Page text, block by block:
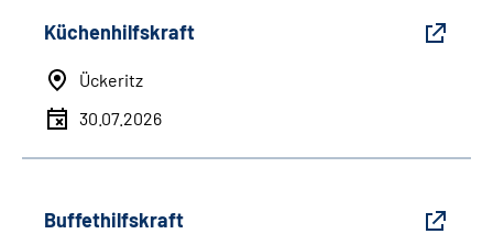
Küchenhilfskraft
Ückeritz
30.07.2026
Buffethilfskraft